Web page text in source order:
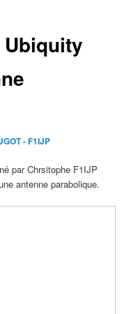
Ubiquity
- F1IJP
par Chrsitophe F1IJP
antenne parabolique.